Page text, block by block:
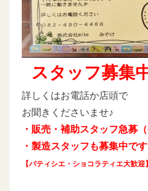
スタッフ募集
詳しくはお電話か店頭で
お聞きくださいませ♪
・販売・補助スタッフ急募（
・製造スタッフも募集中です
【パティシエ・ショコラティエ大歓迎】